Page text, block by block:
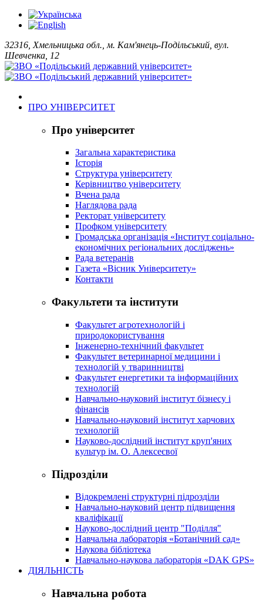
32316, Хмельницька обл., м. Кам'янець-Подільський, вул.
Шевченка, 12
ПРО УНІВЕРСИТЕТ
Про університет
Загальна характеристика
Історія
Структура університету
Керівництво університету
Вчена рада
Наглядова рада
Ректорат університету
Профком університету
Громадська організація «Інститут соціально-
економічних регіональних досліджень»
Рада ветеранів
Газета «Вісник Університету»
Контакти
Факультети та інститути
Факультет агротехнологій і
природокористування
Інженерно-технічний факультет
Факультет ветеринарної медицини і
технологій у тваринництві
Факультет енергетики та інформаційних
технологій
Навчально-науковий інститут бізнесу і
фінансів
Навчально-науковий інститут харчових
технологій
Науково-дослідний інститут круп'яних
культур ім. О. Алексеєвої
Підрозділи
Відокремлені структурні підрозділи
Навчально-науковий центр підвищення
кваліфікації
Науково-дослідний центр "Поділля"
Навчальна лабораторія «Ботанічний сад»
Наукова бібліотека
Навчально-наукова лабораторія «DAK GPS»
ДІЯЛЬНІСТЬ
Навчальна робота